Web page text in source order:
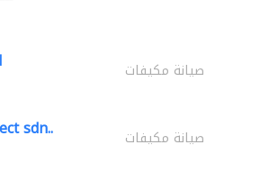
صيانة مكيفات
sdn.. صيانة مكيفات